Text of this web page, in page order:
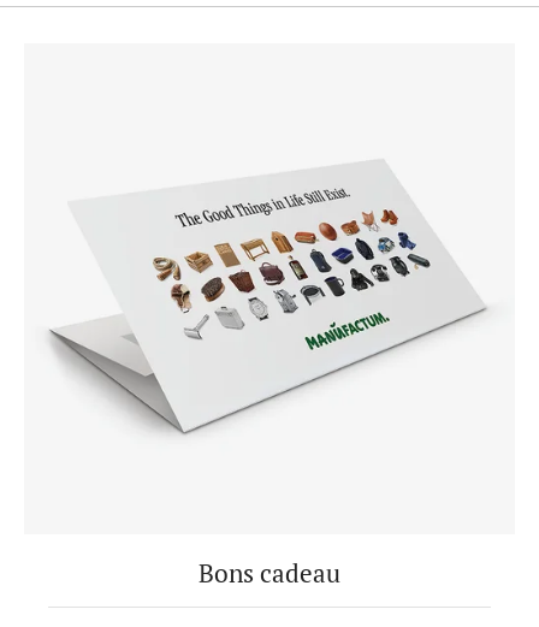
Bons cadeau